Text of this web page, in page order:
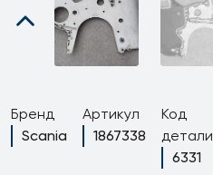
Бренд
Scania
Артикул
1867338
Код
детали
6331